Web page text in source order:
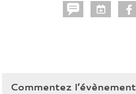
Commentez l’évènement